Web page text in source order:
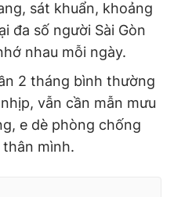
sát khuẩn, khoảng
đa số người Sài Gòn
nhau mỗi ngày.
2 tháng bình thường
vẫn cần mẫn mưu
e dè phòng chống
mình.